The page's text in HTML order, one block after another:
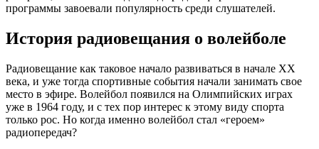
программы завоевали популярность среди слушателей.
История радиовещания о волейболе
Радиовещание как таковое начало развиваться в начале XX
века, и уже тогда спортивные события начали занимать свое
место в эфире. Волейбол появился на Олимпийских играх
уже в 1964 году, и с тех пор интерес к этому виду спорта
только рос. Но когда именно волейбол стал «героем»
радиопередач?